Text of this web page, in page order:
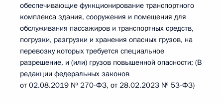
обеспечивающие функционирование транспортного
комплекса здания, сооружения и помещения для
обслуживания пассажиров и транспортных средств,
погрузки, разгрузки и хранения опасных грузов, на
перевозку которых требуется специальное
разрешение, и (или) грузов повышенной опасности; (В
редакции федеральных законов
от 02.08.2019 № 270-ФЗ, от 28.02.2023 № 53-ФЗ)